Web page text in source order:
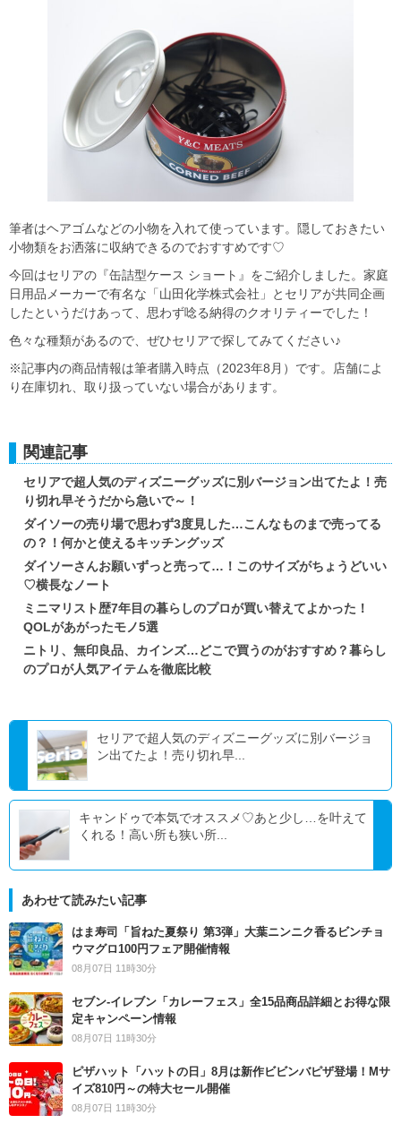
筆者はヘアゴムなどの小物を入れて使っています。隠しておきたい
小物類をお洒落に収納できるのでおすすめです♡
今回はセリアの『缶詰型ケース ショート』をご紹介しました。家庭
日用品メーカーで有名な「山田化学株式会社」とセリアが共同企画
したというだけあって、思わず唸る納得のクオリティーでした！
色々な種類があるので、ぜひセリアで探してみてください♪
※記事内の商品情報は筆者購入時点（2023年8月）です。店舗によ
り在庫切れ、取り扱っていない場合があります。
関連記事
セリアで超人気のディズニーグッズに別バージョン出てたよ！売
り切れ早そうだから急いで～！
ダイソーの売り場で思わず3度見した…こんなものまで売ってる
の？！何かと使えるキッチングッズ
ダイソーさんお願いずっと売って…！このサイズがちょうどいい
♡横長なノート
ミニマリスト歴7年目の暮らしのプロが買い替えてよかった！
QOLがあがったモノ5選
ニトリ、無印良品、カインズ…どこで買うのがおすすめ？暮らし
のプロが人気アイテムを徹底比較
セリアで超人気のディズニーグッズに別バージョ
ン出てたよ！売り切れ早...
キャンドゥで本気でオススメ♡あと少し…を叶えて
くれる！高い所も狭い所...
あわせて読みたい記事
はま寿司「旨ねた夏祭り 第3弾」大葉ニンニク香るビンチョ
ウマグロ100円フェア開催情報
08月07日 11時30分
セブン‐イレブン「カレーフェス」全15品商品詳細とお得な限
定キャンペーン情報
08月07日 11時30分
ピザハット「ハットの日」8月は新作ビビンバピザ登場！Mサ
イズ810円～の特大セール開催
08月07日 11時30分